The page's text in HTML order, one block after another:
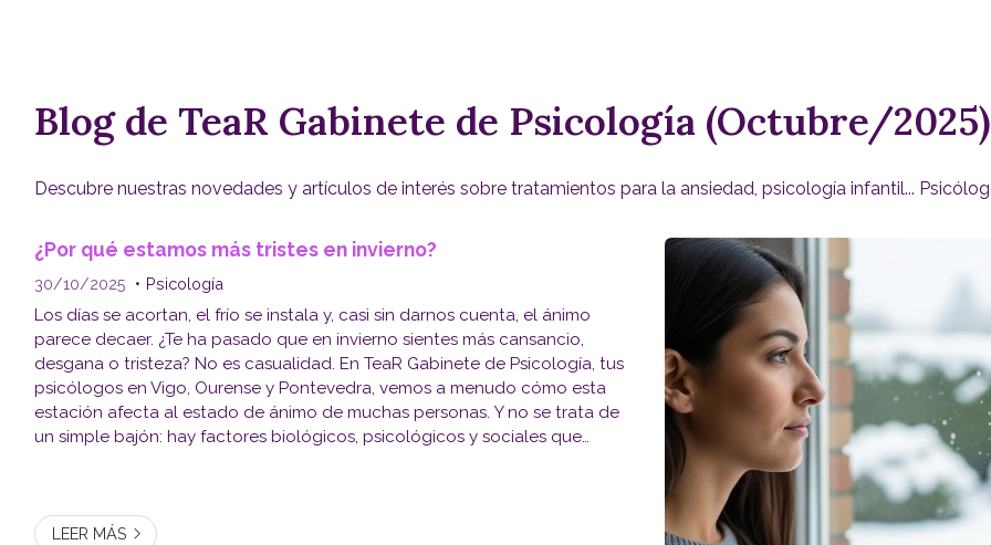
Blog de TeaR Gabinete de Psicología (Octubre/2025)
Descubre nuestras novedades y artículos de interés sobre tratamientos para la ansiedad, psicología infantil...
¿Por qué estamos más tristes en invierno?
30/10/2025 Psicología
Los días se acortan, el frío se instala y, casi sin darnos cuenta, el ánimo
parece decaer. ¿Te ha pasado que en invierno sientes más cansancio,
desgana o tristeza? No es casualidad. En TeaR Gabinete de Psicología, tus
psicólogos en Vigo, Ourense y Pontevedra, vemos a menudo cómo esta
estación afecta al estado de ánimo de muchas personas. Y no se trata de
un simple bajón: hay factores biológicos, psicológicos y sociales que
LEER MÁS